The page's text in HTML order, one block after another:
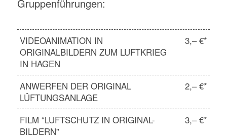
Gruppenführungen:
VIDEOANIMATION IN
ORIGINALBILDERN ZUM LUFTKRIEG
IN HAGEN
3,– €*
ANWERFEN DER ORIGINAL
LÜFTUNGSANLAGE
2,– €*
FILM “LUFTSCHUTZ IN ORIGINAL-
BILDERN”
3,– €*